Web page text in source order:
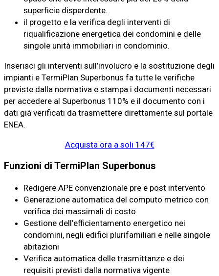
superficie disperdente.
il progetto e la verifica degli interventi di
riqualificazione energetica dei condomini e delle
singole unità immobiliari in condominio.
Inserisci gli interventi sull’involucro e la sostituzione degli
impianti e TermiPlan Superbonus fa tutte le verifiche
previste dalla normativa e stampa i documenti necessari
per accedere al Superbonus 110% e il documento con i
dati già verificati da trasmettere direttamente sul portale
ENEA.
Acquista ora a soli 147€
Funzioni di TermiPlan Superbonus
Redigere APE convenzionale pre e post intervento
Generazione automatica del computo metrico con
verifica dei massimali di costo
Gestione dell’efficientamento energetico nei
condomini, negli edifici plurifamiliari e nelle singole
abitazioni
Verifica automatica delle trasmittanze e dei
requisiti previsti dalla normativa vigente